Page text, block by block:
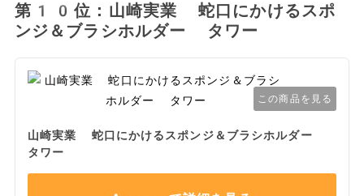
第10位：山崎実業 蛇口にかけるスポ
ンジ＆ブラシホルダー タワー
この商品を見る
山崎実業 蛇口にかけるスポンジ＆ブラシホルダー
タワー